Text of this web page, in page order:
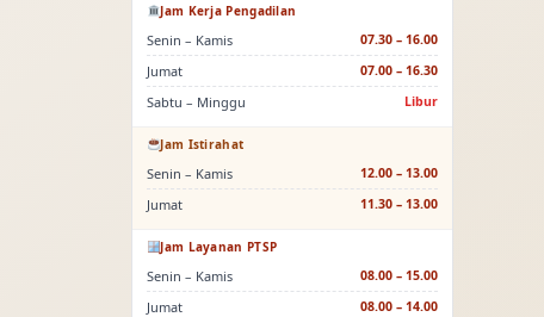
Jam Kerja Pengadilan
Senin – Kamis 07.30 – 16.00
Jumat 07.00 – 16.30
Sabtu – Minggu Libur
Jam Istirahat
Senin – Kamis 12.00 – 13.00
Jumat 11.30 – 13.00
Jam Layanan PTSP
Senin – Kamis 08.00 – 15.00
Jumat 08.00 – 14.00